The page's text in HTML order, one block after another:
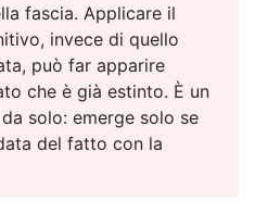
fascia. Applicare il
invece di quello
può far apparire
che è già estinto. È un
solo: emerge solo se
del fatto con la